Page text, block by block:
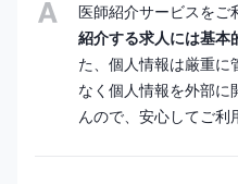
医師紹介サービスをご
紹介する求人には基本
た、個人情報は厳重に
なく個人情報を外部に
んので、安心してご利